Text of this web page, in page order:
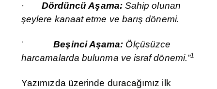
· Dördüncü Aşama:Sahip olunan
şeylere kanaat etme ve barış dönemi.
· Beşinci Aşama: Ölçüsüzce
harcamalarda bulunma ve israf dönemi.”1
Yazımızda üzerinde duracağımız ilk